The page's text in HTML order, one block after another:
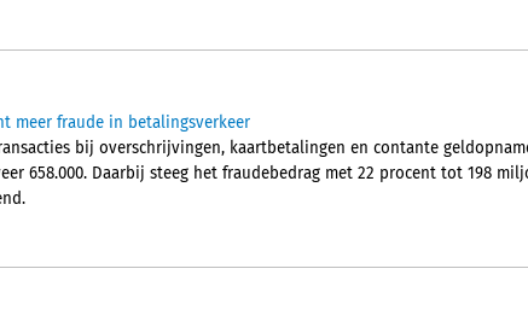
meer fraude in betalingsverkeer
bij overschrijvingen, kaartbetalingen en contante
658.000. Daarbij steeg het fraudebedrag met 22 procent tot 198